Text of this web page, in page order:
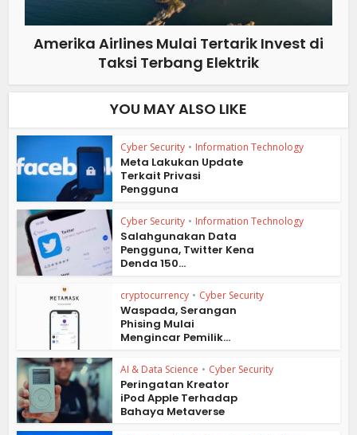
Amerika Airlines Mulai Tertarik Invest di
Taksi Terbang Elektrik
YOU MAY ALSO LIKE
Cyber Security • Information Technology
Meta Lakukan Update
Terkait Privasi
Pengguna
Cyber Security • Information Technology
Salahgunakan Data
Pengguna, Twitter Kena
Denda 150...
cryptocurrency • Cyber Security
Waspada, Serangan
Phising Mulai
Mengincar Pemilik...
AI & Data Science • Cyber Security
Peringatan Kreator
iPod Apple Terhadap
Bahaya Metaverse